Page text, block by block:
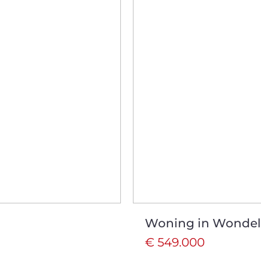
Woning in
€ 549.000